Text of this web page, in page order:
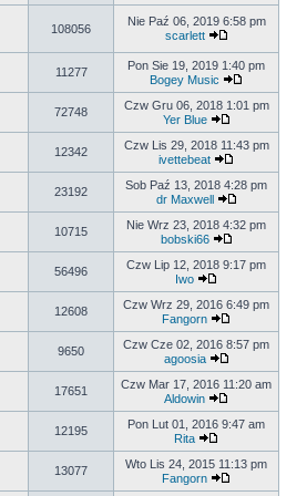
108056
Nie Paź 06, 2019 6:58 pm
scarlett
11277
Pon Sie 19, 2019 1:40 pm
Bogey Music
72748
Czw Gru 06, 2018 1:01 pm
Yer Blue
12342
Czw Lis 29, 2018 11:43 pm
ivettebeat
23192
Sob Paź 13, 2018 4:28 pm
dr Maxwell
10715
Nie Wrz 23, 2018 4:32 pm
bobski66
56496
Czw Lip 12, 2018 9:17 pm
Iwo
12608
Czw Wrz 29, 2016 6:49 pm
Fangorn
9650
Czw Cze 02, 2016 8:57 pm
agoosia
17651
Czw Mar 17, 2016 11:20 am
Aldowin
12195
Pon Lut 01, 2016 9:47 am
Rita
13077
Wto Lis 24, 2015 11:13 pm
Fangorn